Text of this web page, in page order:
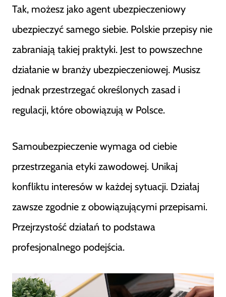
Tak, możesz jako agent ubezpieczeniowy
ubezpieczyć samego siebie. Polskie przepisy nie
zabraniają takiej praktyki. Jest to powszechne
działanie w branży ubezpieczeniowej. Musisz
jednak przestrzegać określonych zasad i
regulacji, które obowiązują w Polsce.
Samoubezpieczenie wymaga od ciebie
przestrzegania etyki zawodowej. Unikaj
konfliktu interesów w każdej sytuacji. Działaj
zawsze zgodnie z obowiązującymi przepisami.
Przejrzystość działań to podstawa
profesjonalnego podejścia.